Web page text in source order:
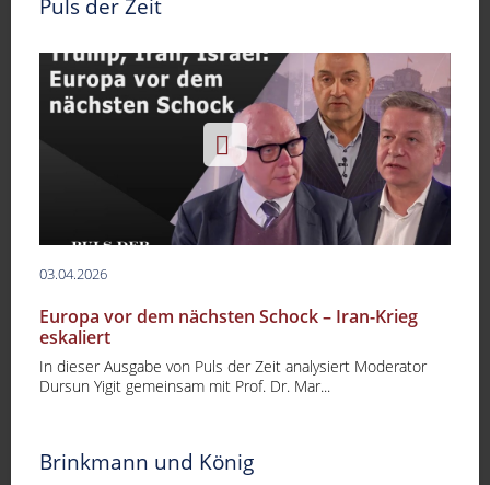
Puls der Zeit
03.04.2026
Europa vor dem nächsten Schock – Iran-Krieg
eskaliert
In dieser Ausgabe von Puls der Zeit analysiert Moderator
Dursun Yigit gemeinsam mit Prof. Dr. Mar...
Brinkmann und König